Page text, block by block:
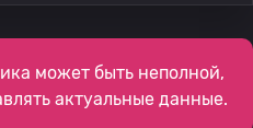
может быть неполной,
актуальные данные.